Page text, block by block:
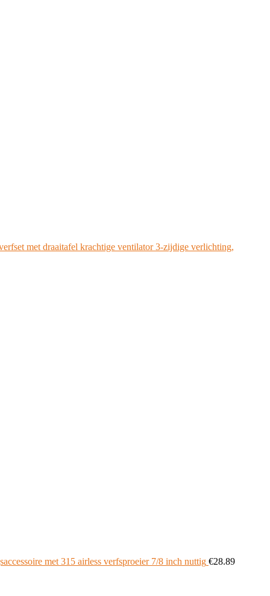
met draaitafel krachtige ventilator 3-zijdige verlichting,
met 315 airless verfsproeier 7/8 inch nuttig €28.89